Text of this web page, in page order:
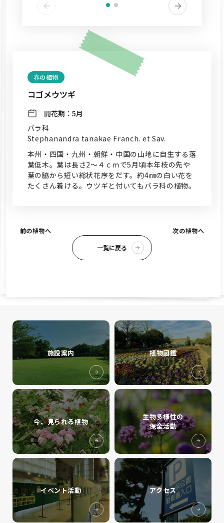
春の植物
コゴメウツギ
開花期： 5月
バラ科
Stephanandra tanakae Franch. et Sav.
本州・四国・九州・朝鮮・中国の山地に自生する落
葉低木。葉は長さ2～４ｃｍで5月頃本年枝の先や
葉の脇から短い総状花序をだす。約4㎜の白い花を
たくさん着ける。ウツギと付いてもバラ科の植物。
前の植物へ
一覧に戻る
次の植物へ
施設案内 植物図鑑
今、見られる植物
生物多様性の
保全活動
イベント活動 アクセス